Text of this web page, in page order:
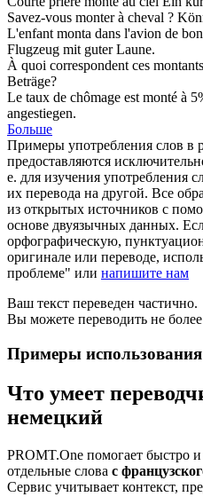
Savez-vous monterà cheval ?
L'enfant monta dans l'avion de
Flugzeug mit guter Laune.
À quoi correspondent ces montants
Beträge?
Le taux de chômage est monté à
angestiegen.
Больше
Примеры употребления слов в
предоставляются
е. для изучения употребления
их перевода на другой. Все
из открытых источников с
основе двуязычных данных.
орфографическую,
оригинале или переводе,
проблеме" или напишите нам
Ваш текст переведен частично.
Вы можете переводить не более
Примеры использования
Что умеет
немецкий
PROMT.One помогает быстро
отдельные слова с
Сервис учитывает контекст,